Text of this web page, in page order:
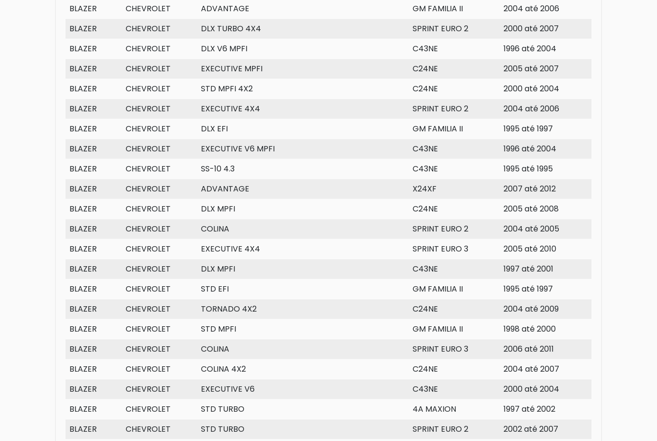
BLAZER
CHEVROLET ADVANTAGE GM FAMILIA II
2004 até 2006
BLAZER
CHEVROLET DLX TURBO 4X4 SPRINT EURO 2
2000 até 2007
BLAZER
CHEVROLET DLX V6 MPFI C43NE
1996 até 2004
BLAZER
CHEVROLET EXECUTIVE MPFI C24NE
2005 até 2007
BLAZER
CHEVROLET STD MPFI 4X2 C24NE
2000 até 2004
BLAZER
CHEVROLET EXECUTIVE 4X4 SPRINT EURO 2
2004 até 2006
BLAZER
CHEVROLET DLX EFI GM FAMILIA II
1995 até 1997
BLAZER
CHEVROLET EXECUTIVE V6 MPFI C43NE
1996 até 2004
BLAZER
CHEVROLET SS-10 4.3 C43NE
1995 até 1995
BLAZER
CHEVROLET ADVANTAGE X24XF
2007 até 2012
BLAZER
CHEVROLET DLX MPFI C24NE
2005 até 2008
BLAZER
CHEVROLET COLINA SPRINT EURO 2
2004 até 2005
BLAZER
CHEVROLET EXECUTIVE 4X4 SPRINT EURO 3
2005 até 2010
BLAZER
CHEVROLET DLX MPFI C43NE
1997 até 2001
BLAZER
CHEVROLET STD EFI GM FAMILIA II
1995 até 1997
BLAZER
CHEVROLET TORNADO 4X2 C24NE
2004 até 2009
BLAZER
CHEVROLET STD MPFI GM FAMILIA II
1998 até 2000
BLAZER
CHEVROLET COLINA SPRINT EURO 3
2006 até 2011
BLAZER
CHEVROLET COLINA 4X2 C24NE
2004 até 2007
BLAZER
CHEVROLET EXECUTIVE V6 C43NE
2000 até 2004
BLAZER
CHEVROLET STD TURBO 4A MAXION
1997 até 2002
BLAZER
CHEVROLET STD TURBO SPRINT EURO 2
2002 até 2007